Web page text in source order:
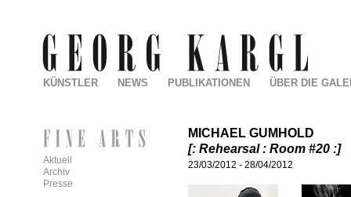
MICHAEL GUMHOLD
[: Rehearsal : Room #20 :]
23/03/2012 - 28/04/2012
KÜNSTLER NEWS PUBLIKATIONEN ÜBER DIE
Aktuell
Archiv
Presse